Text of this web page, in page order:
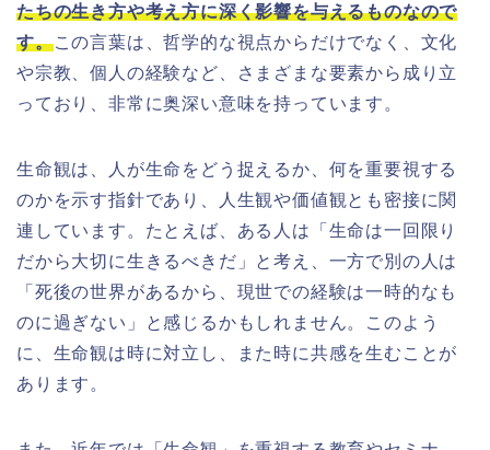
たちの生き方や考え方に深く影響を与えるものなので
す。この言葉は、哲学的な視点からだけでなく、文化
や宗教、個人の経験など、さまざまな要素から成り立
っており、非常に奥深い意味を持っています。
生命観は、人が生命をどう捉えるか、何を重要視する
のかを示す指針であり、人生観や価値観とも密接に関
連しています。たとえば、ある人は「生命は一回限り
だから大切に生きるべきだ」と考え、一方で別の人は
「死後の世界があるから、現世での経験は一時的なも
のに過ぎない」と感じるかもしれません。このよう
に、生命観は時に対立し、また時に共感を生むことが
あります。